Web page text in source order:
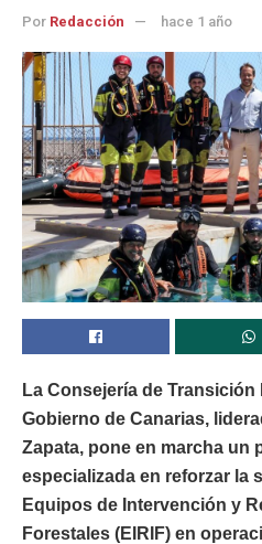
Por Redacción hace 1 año
La Consejería de
Gobierno de Canarias,
Zapata, pone en marcha un
especializada en reforzar la
Equipos de Intervención y
Forestales (EIRIF) en